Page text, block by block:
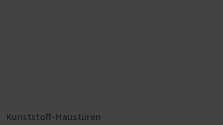
Kunststoff-Haustüren